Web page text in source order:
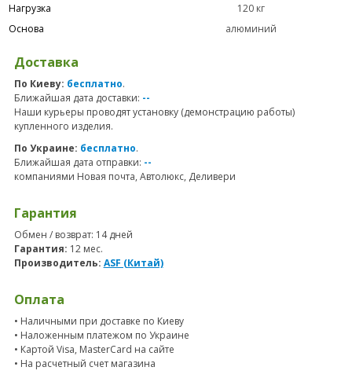
Нагрузка
120 кг
Основа
алюминий
Доставка
По Киеву: бесплатно.
Ближайшая дата доставки: --
Наши курьеры проводят установку (демонстрацию работы)
купленного изделия.
По Украине: бесплатно.
Ближайшая дата отправки: --
компаниями Новая почта, Автолюкс, Деливери
Гарантия
Обмен / возврат: 14 дней
Гарантия: 12 мес.
Производитель: ASF (Китай)
Оплата
• Наличными при доставке по Киеву
• Наложенным платежом по Украине
• Картой Visa, MasterCard на сайте
• На расчетный счет магазина